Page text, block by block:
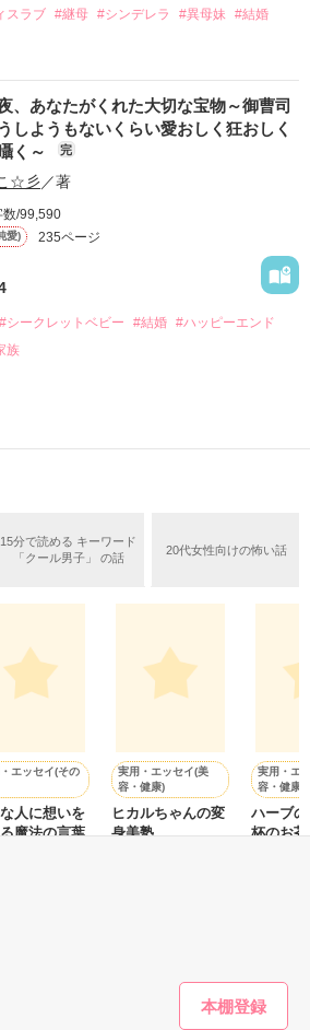
する。
、
活を踏み出そうと思ったら……。
カー御曹司
いく」
されています。
作品を読む
スラブ #継母 #シンデレラ #異母妹 #結婚
を溺愛する】コミカライズのお知らせ
】
ュ様】
として扱われている姉の美桜。
家から逃げ出すこともできず、不自由
た。
が沖重の家に舞い込んだ。
リー
）
作品を読む
、あなたがくれた大切な宝物～御曹司
しようもないくらい愛おしく狂おしく
く～
完
☆彡／著
数/99,590
愛) 235ページ
#シークレットベビー #結婚 #ハッピーエンド
族
。
忘れることなんてできなかった、そん
再会。
長
15分で読める キーワード
「クール男子」 の話
20代女性向けの怖い話
エッセイ(その
人に想いを
魔法の言葉
実用・エッセイ(美
容・健康)
ヒカルちゃんの変
身美塾
実用・エ
容・健康)
ハーブ
杯のお